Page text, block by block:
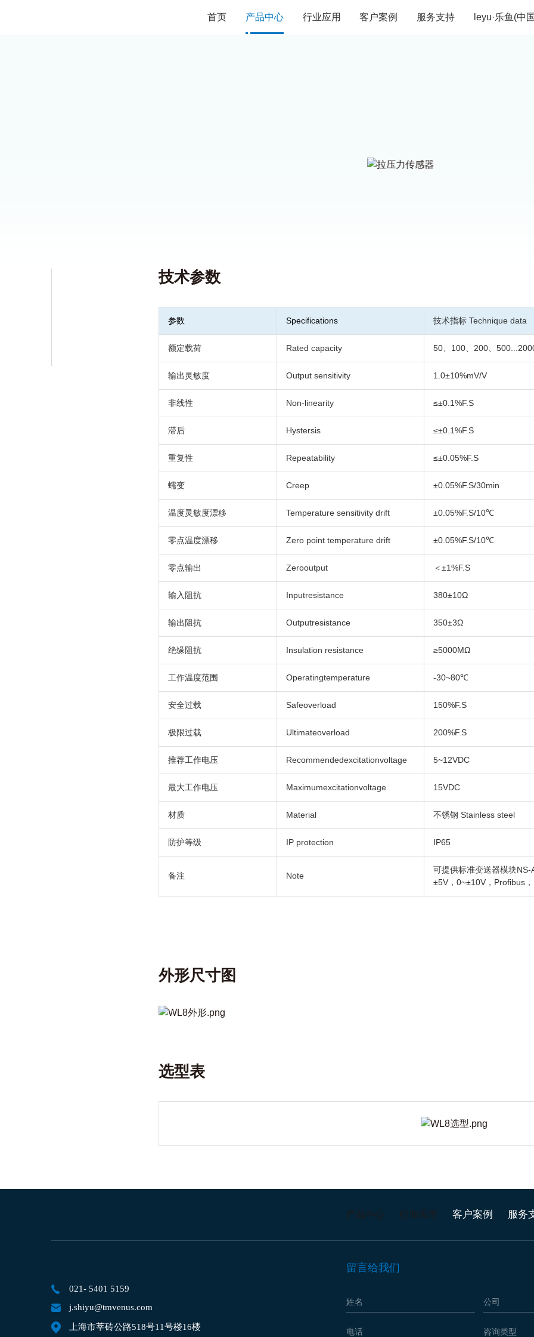
首页 产品中心 行业应用 客户案例 服务支持 leyu·乐鱼(中
技术参数
参数 Specifications 技术指标 Technique data
额定载荷 Rated capacity 50、100、200、
输出灵敏度 Output sensitivity 1.0±10%mV/V
非线性 Non-linearity ≤±0.1%F.S
滞后 Hystersis ≤±0.1%F.S
重复性 Repeatability ≤±0.05%F.S
蠕变 Creep ±0.05%F.S/30min
温度灵敏度漂移 Temperature sensitivity drift ±0.05%F.S/10℃
零点温度漂移 Zero point temperature drift ±0.05%F.S/10℃
零点输出 Zerooutput ＜±1%F.S
输入阻抗 Inputresistance 380±10Ω
输出阻抗 Outputresistance 350±3Ω
绝缘阻抗 Insulation resistance ≥5000MΩ
工作温度范围 Operatingtemperature -30~80℃
安全过载 Safeoverload 150%F.S
极限过载 Ultimateoverload 200%F.S
推荐工作电压 Recommendedexcitationvoltage 5~12VDC
最大工作电压 Maximumexcitationvoltage 15VDC
材质 Material 不锈钢 Stainless steel
防护等级 IP protection IP65
备注 Note
可提供标准变送器模块
±5V，0~±10V，Profibus
外形尺寸图
选型表
产品中心 行业应用 客户案例 服务
021- 5401 5159
j.shiyu@tmvenus.com
上海市莘砖公路518号11号楼16楼
留言给我们